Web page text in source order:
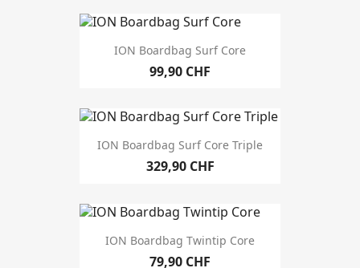
ION Boardbag Surf Core
99,90 CHF
ION Boardbag Surf Core Triple
329,90 CHF
ION Boardbag Twintip Core
79,90 CHF